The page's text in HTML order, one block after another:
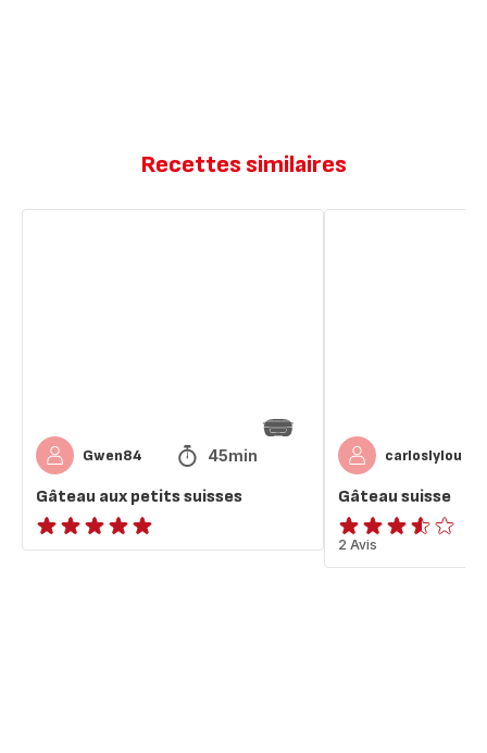
Recettes similaires
Gwen84 45min
Gâteau aux petits suisses
ratings.NaN
carloslylou
Gâteau suisse
ratings.3.5
2 Avis